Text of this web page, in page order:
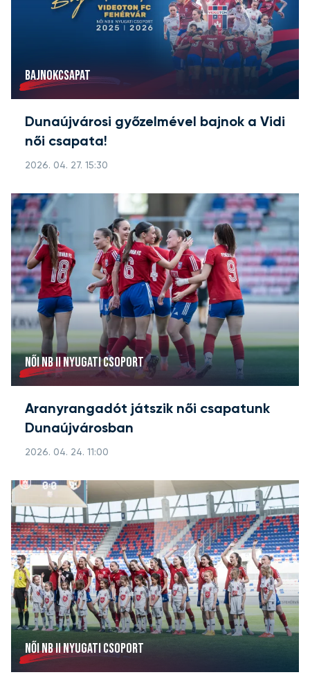
BAJNOKCSAPAT
Dunaújvárosi győzelmével bajnok a Vidi
női csapata!
2026. 04. 27. 15:30
NŐI NB II NYUGATI CSOPORT
Aranyrangadót játszik női csapatunk
Dunaújvárosban
2026. 04. 24. 11:00
NŐI NB II NYUGATI CSOPORT